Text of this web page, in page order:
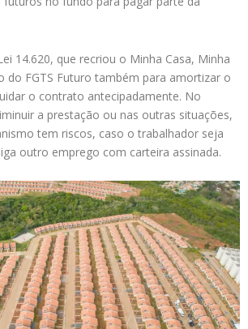
14.620, que recriou o Minha Casa, Minha
do FGTS Futuro também para amortizar o
o contrato antecipadamente. No
a prestação ou nas outras situações,
tem riscos, caso o trabalhador seja
outro emprego com carteira assinada.